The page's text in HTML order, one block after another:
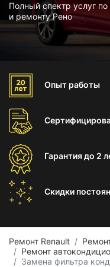
Полный спектр услуг
и ремонту Рено
Опыт работы
Гарантиядо 2
Скидки
Ремонт Renault
Ремонт
Замена фильтра